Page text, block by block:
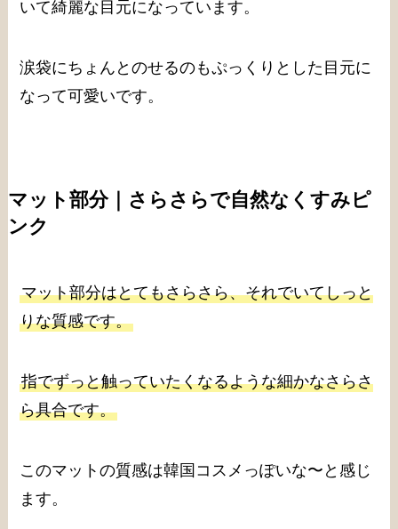
いて綺麗な目元になっています。
涙袋にちょんとのせるのもぷっくりとした目元に
なって可愛いです。
マット部分｜さらさらで自然なくすみピ
ンク
マット部分はとてもさらさら、それでいてしっと
りな質感です。
指でずっと触っていたくなるような細かなさらさ
ら具合です。
このマットの質感は韓国コスメっぽいな〜と感じ
ます。